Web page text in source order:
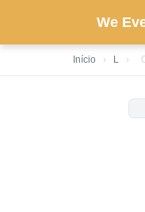
We
Início › L ›